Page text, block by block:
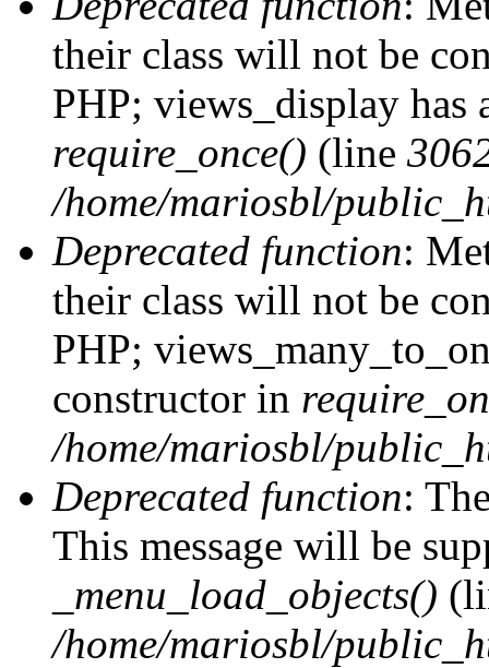
their class will not be
PHP; views_display has
require_once() (line
/home/mariosbl/
Deprecated function:
their class will not be
PHP;
constructor in
/home/mariosbl/
Deprecated function:
This message will be
_menu_load_objects()
/home/mariosbl/